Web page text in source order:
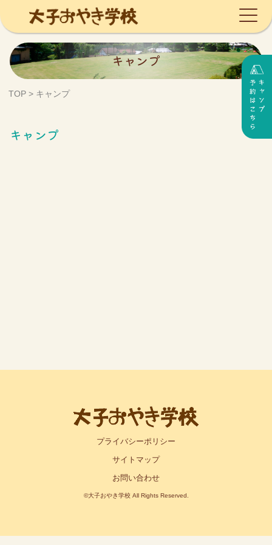
Skip
content
キャンプ
TOP > キャンプ
キャンプ
プライバシーポリシー
サイトマップ
お問い合わせ
©大子おやき学校 All Rights Reserved.